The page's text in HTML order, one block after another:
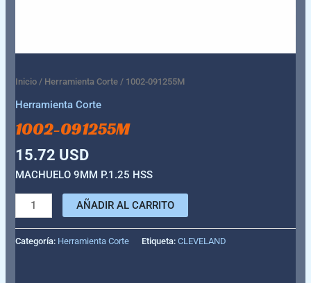
Inicio / Herramienta Corte / 1002-091255M
Herramienta Corte
1002-091255M
15.72 USD
MACHUELO 9MM P.1.25 HSS
AÑADIR AL CARRITO
Categoría: Herramienta Corte Etiqueta:CLEVELAND